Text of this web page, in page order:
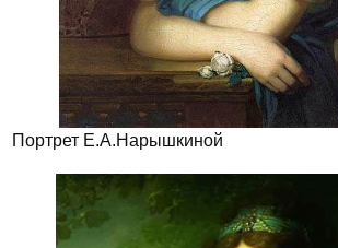
Портрет Е.А.Нарышкиной